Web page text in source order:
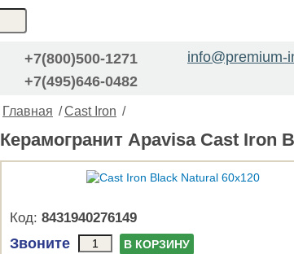
+7(800)500-1271
+7(495)646-0482
info@premium-
Главная /Cast Iron /
Керамогранит Apavisa Cast Iron
Код: 8431940276149
Звоните В КОРЗИНУ